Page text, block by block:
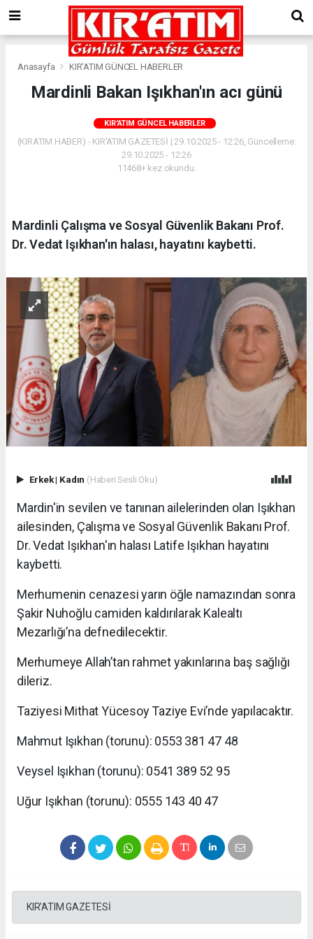
Anasayfa KIR'ATIM GÜNCEL HABERLER
Mardinli Bakan Işıkhan'ın acı günü
KIR'ATIM GÜNCEL HABERLER
(KIRATIM HABER) - KIR'ATIM GAZETESİ | 29.10.2025 - 12:26, Güncelleme:
29.10.2025 - 12:26
11468+ kez okundu.
Mardinli Çalışma ve Sosyal Güvenlik Bakanı Prof.
Dr. Vedat Işıkhan'ın halası, hayatını kaybetti.
Erkek| Kadın (Haberi Sesli Oku)
Mardin'in sevilen ve tanınan ailelerinden olan Işıkhan
ailesinden, Çalışma ve Sosyal Güvenlik Bakanı Prof.
Dr. Vedat Işıkhan'ın halası Latife Işıkhan hayatını
kaybetti.
Merhumenin cenazesi yarın öğle namazından sonra
Şakir Nuhoğlu camiden kaldırılarak Kalealtı
Mezarlığı’na defnedilecektir.
Merhumeye Allah’tan rahmet yakınlarına baş sağlığı
dileriz.
Taziyesi Mithat Yücesoy Taziye Evi’nde yapılacaktır.
Mahmut Işıkhan (torunu): 0553 381 47 48
Veysel Işıkhan (torunu): 0541 389 52 95
Uğur Işıkhan (torunu): 0555 143 40 47
KIR'ATIM GAZETESİ